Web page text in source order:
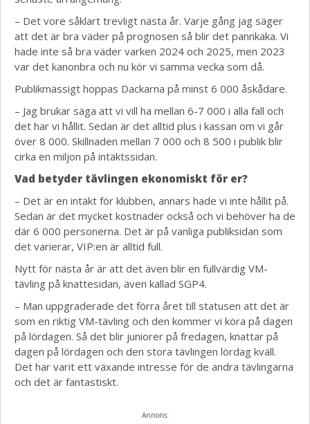
– Det vore såklart trevligt nästa år. Varje gång jag säger
att det är bra väder på prognosen så blir det pannkaka. Vi
hade inte så bra väder varken 2024 och 2025, men 2023
var det kanonbra och nu kör vi samma vecka som då.
Publikmässigt hoppas Dackarna på minst 6 000 åskådare.
– Jag brukar säga att vi vill ha mellan 6-7 000 i alla fall och
det har vi hållit. Sedan är det alltid plus i kassan om vi går
över 8 000. Skillnaden mellan 7 000 och 8 500 i publik blir
cirka en miljon på intäktssidan.
Vad betyder tävlingen ekonomiskt för er?
– Det är en intäkt för klubben, annars hade vi inte hållit på.
Sedan är det mycket kostnader också och vi behöver ha de
där 6 000 personerna. Det är på vanliga publiksidan som
det varierar, VIP:en är alltid full.
Nytt för nästa år är att det även blir en fullvärdig VM-
tävling på knattesidan, även kallad SGP4.
– Man uppgraderade det förra året till statusen att det är
som en riktig VM-tävling och den kommer vi köra på dagen
på lördagen. Så det blir juniorer på fredagen, knattar på
dagen på lördagen och den stora tävlingen lördag kväll.
Det har varit ett växande intresse för de andra tävlingarna
och det är fantastiskt.
Annons: